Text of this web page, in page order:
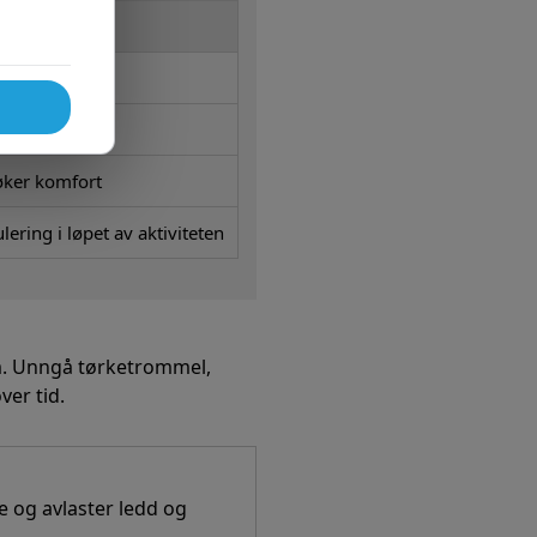
komfort
i løpet av aktiviteten
Unngå tørketrommel,
tid.
og avlaster ledd og